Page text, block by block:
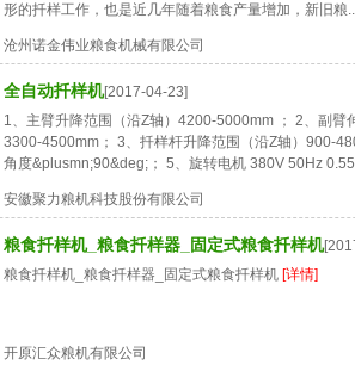
形的扦样工作，也是近几年随着粮食产量增加，新旧粮
沧州诺金伟业粮食机械有限公司
全自动扦样机[2017-04-23]
1、主臂升降范围（沿Z轴）4200-5000mm ； 2、副臂
3300-4500mm； 3、扦样杆升降范围（沿Z轴）900-
角度&plusmn;90&deg;； 5、旋转电机 380V 50Hz
安徽聚力粮机科技股份有限公司
粮食扦样机_粮食扦样器_固定式粮食扦样机
粮食扦样机_粮食扦样器_固定式粮食扦样机 [详情]
开原汇众粮机有限公司